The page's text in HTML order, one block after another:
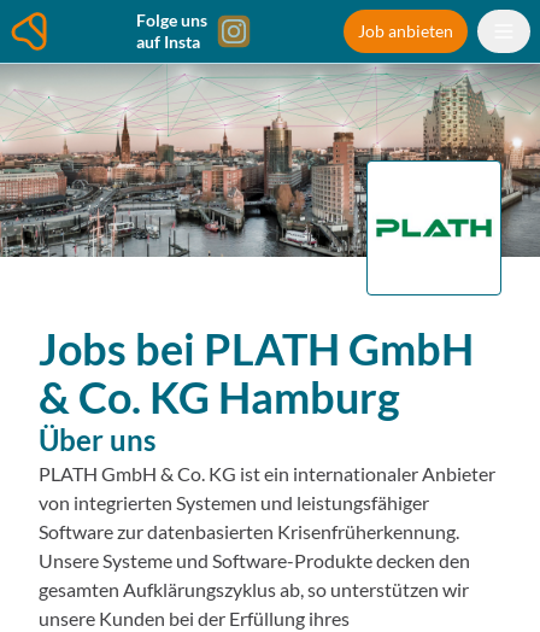
Folge uns
auf Insta
Job anbieten
Jobs bei PLATH GmbH
& Co. KG Hamburg
Über uns
PLATH GmbH & Co. KG ist ein internationaler Anbieter
von integrierten Systemen und leistungsfähiger
Software zur datenbasierten Krisenfrüherkennung.
Unsere Systeme und Software-Produkte decken den
gesamten Aufklärungszyklus ab, so unterstützen wir
unsere Kunden bei der Erfüllung ihres